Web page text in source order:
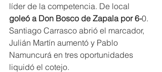
líder de la competencia. De local
goleó a Don Bosco de Zapala por 6-0.
Santiago Carrasco abrió el marcador,
Julián Martín aumentó y Pablo
Namuncurá en tres oportunidades
liquidó el cotejo.